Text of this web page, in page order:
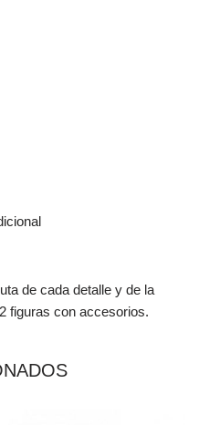
de cada detalle y de la
figuras con accesorios.